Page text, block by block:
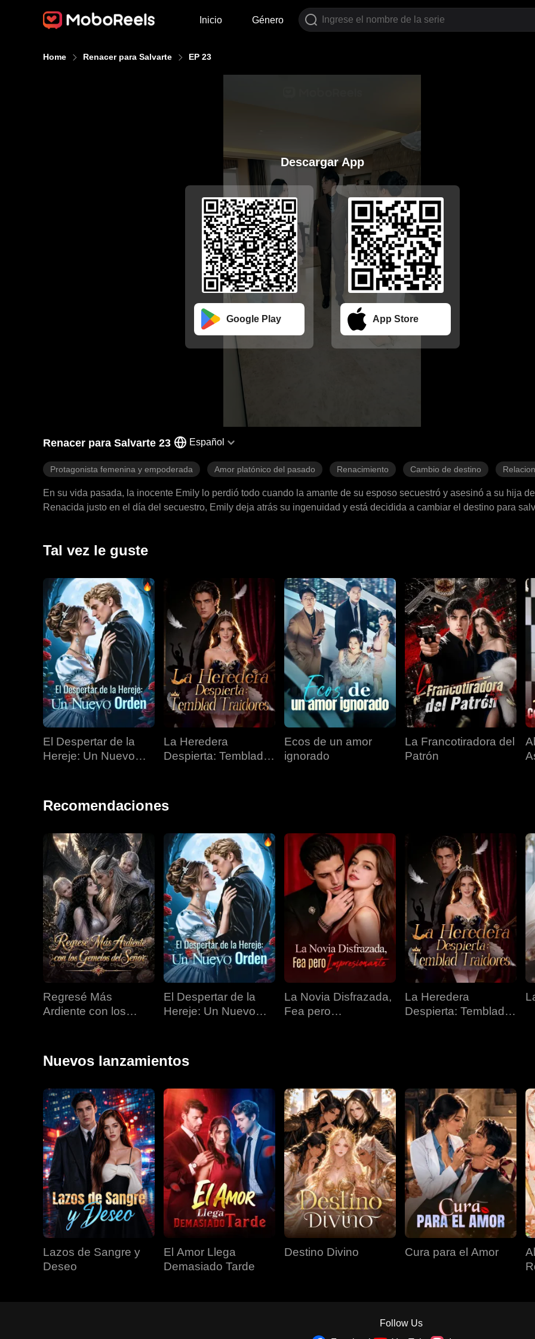
Inicio Género
Home Renacer para Salvarte EP 23
Descargar App
Google Play App Store
Renacer para Salvarte 23 Español
Protagonista femenina y empoderada Amor platónico del pasado Renacimiento Cambio de destino
En su vida pasada, la inocente Emily lo perdió todo cuando la amante de su esposo secuestró y asesinó a su hija
Renacida justo en el día del secuestro, Emily deja atrás su ingenuidad y está decidida a cambiar el destino para
Tal vez le guste
El Despertar de la
Hereje: Un Nuevo
La Heredera
Despierta: Temblad
Ecos de un amor
ignorado
La Francotiradora del
Patrón
Recomendaciones
Regresé Más
Ardiente con los
El Despertar de la
Hereje: Un Nuevo
La Novia Disfrazada,
Fea pero
La Heredera
Despierta: Temblad
Nuevos lanzamientos
Lazos de Sangre y
Deseo
El Amor Llega
Demasiado Tarde
Destino Divino Cura para el Amor
Follow Us